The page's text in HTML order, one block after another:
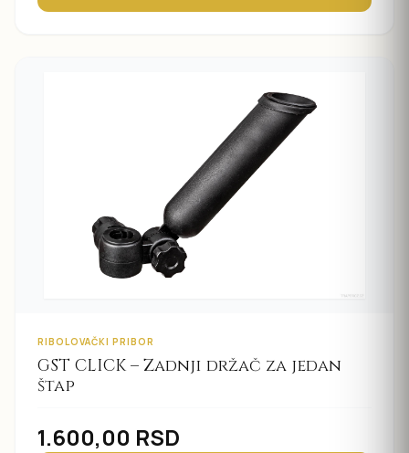
RIBOLOVAČKI PRIBOR
GST CLICK – Zadnji držač za jedan
štap
1.600,00 RSD